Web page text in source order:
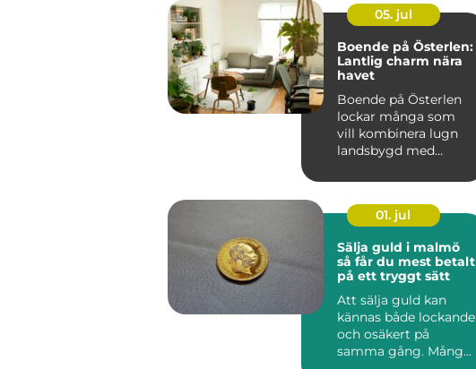
05. jul
Boende på Österlen:
Lantlig charm nära
havet
Boende på Österlen
lockar många som
vill kombinera lugn
landsbygd med
01. jul
Sälja guld i malmö
så får du mest betalt
på ett tryggt sätt
Att sälja guld kan
kännas både lockande
och osäkert på
samma gång. Många